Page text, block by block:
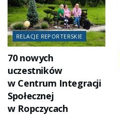
RELACJE REPORTERSKIE
70 nowych
uczestników
w Centrum Integracji
Społecznej
w Ropczycach